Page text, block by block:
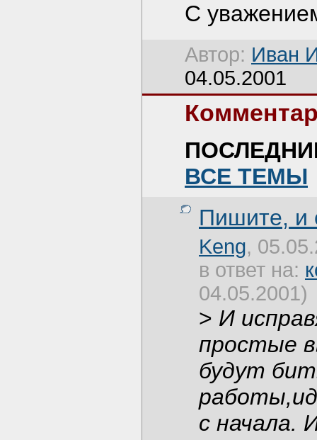
С
Автор: Иван
04.05.2001
ВСЕ ТЕМЫ
Пишите, и
Keng,
в ответ на:
04.05.2001)
> И
простые
будут
с начала.